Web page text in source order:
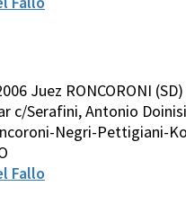
Juez RONCORONI (SD)
c/Serafini, Antonio
Negri-Pettigiani-
Fallo